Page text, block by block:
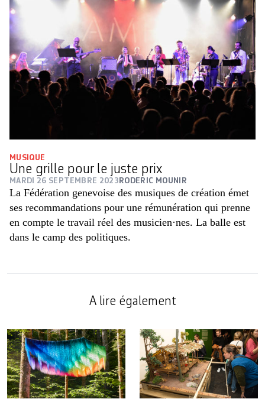
MUSIQUE
Une grille pour le juste prix
MARDI 26 SEPTEMBRE 2023 RODERIC MOUNIR
La Fédération genevoise des musiques de création émet
ses recommandations pour une rémunération qui prenne
en compte le travail réel des musicien·nes. La balle est
dans le camp des politiques.
A lire également